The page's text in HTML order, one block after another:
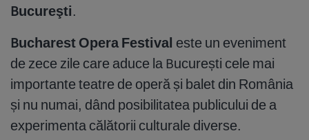
Bucureşti.
Bucharest Opera Festival este un eveniment
de zece zile care aduce la București cele mai
importante teatre de operă și balet din România
și nu numai, dând posibilitatea publicului de a
experimenta călătorii culturale diverse.